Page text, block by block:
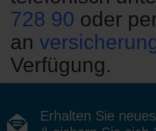
728 90 oder
an
Verfügung.
Erhalten Sie